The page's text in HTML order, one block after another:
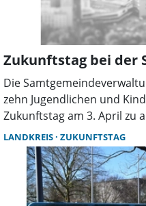
Zukunftstag bei der
Die
zehn Jugendlichen und
Zukunftstag am 3. April zu
Auszubildenden der
dafür ein vielseitiges
alle Teilnehmer in der Zeit
betreuen. Anmeldungen
LANDKREIS ZUKUNFTSTAG